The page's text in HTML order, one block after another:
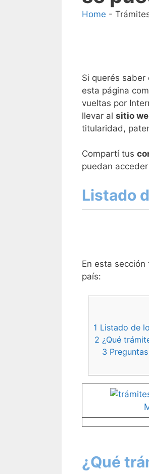
Home -
Si querés saber
esta página
vueltas por
llevar al sitio
titularidad,
Compartí tus
puedan
Listado
En esta
país:
1 Listado de
2 ¿Qué
3
¿Qué